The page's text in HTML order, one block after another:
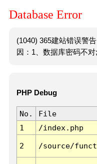
Database Error
(1040) 365建站错误警
因：1、数据库密码不对
PHP Debug
No. File
1
/index.php
2 /source/